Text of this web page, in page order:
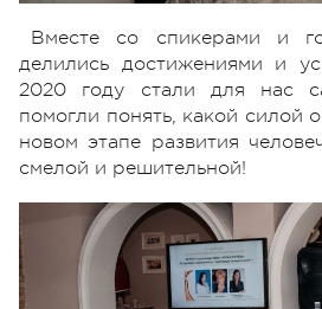
Вместе со спикерами и
делились достижениями и
2020 году стали для нас
помогли понять, какой силой
новом этапе развития
смелой и решительной!